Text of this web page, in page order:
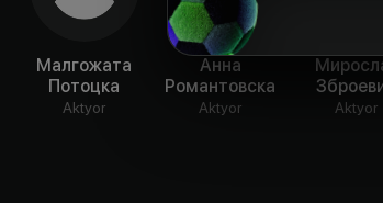
Малгожата
Потоцка
Aktyor
Анна
Романтовска
Aktyor Aktyor